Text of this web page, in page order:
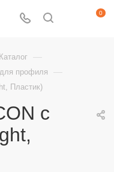
0
Каталог —
профиля —
Пластик)
с